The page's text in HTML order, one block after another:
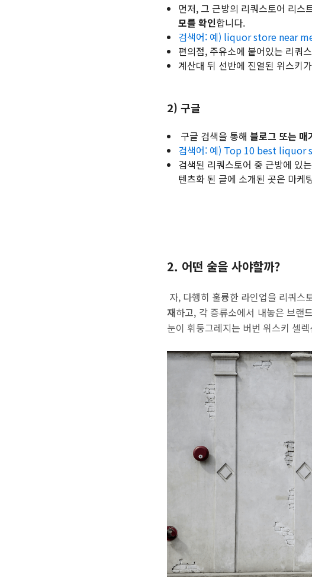
먼저, 그 근방의 리쿼스토어 리스
모를 확인합니다.
검색어: 예) liquor store near
편의점, 주유소에 붙어있는 리쿼
계산대 뒤 선반에 진열된 위스키
2) 구글
구글 검색을 통해 블로그 또는 매
검색어: 예) Top 10 best liquor
검색된 리쿼스토어 중 근방에 있
텐츠화 된 글에 소개된 곳은 마케
2. 어떤 술을 사야할까?
자, 다행히 훌륭한 라인업을 리쿼스
재하고, 각 증류소에서 내놓은 브랜
눈이 휘둥그레지는 버번 위스키 셀